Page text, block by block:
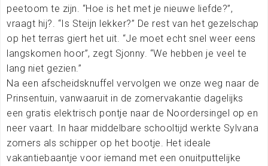
peetoom te zijn. “Hoe is het met je nieuwe liefde?”,
vraagt hij?. “Is Steijn lekker?” De rest van het gezelschap
op het terras giert het uit. “Je moet echt snel weer eens
langskomen hoor”, zegt Sjonny. “We hebben je veel te
lang niet gezien.”
Na een afscheidsknuffel vervolgen we onze weg naar de
Prinsentuin, vanwaaruit in de zomervakantie dagelijks
een gratis elektrisch pontje naar de Noordersingel op en
neer vaart. In haar middelbare schooltijd werkte Sylvana
zomers als schipper op het bootje. Het ideale
vakantiebaantje voor iemand met een onuitputtelijke